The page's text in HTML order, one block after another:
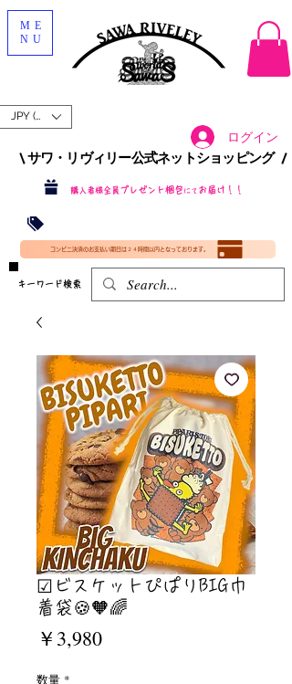
JPY (¥)
ログイン
\ サワ・リヴィリー公式ネットショッピング /​
購入者様全員 プレゼント梱包 にて お届け！！
​(35000円（税込）未満のご購入は全国送料890円（沖縄・北海道除く）（梱包手数料込み）
コンビニ決済のお支払い期日は２４時間以内となっております。
​キーワード検索
ME
NU
☑︎ビスケットぴぱりBIG巾
着袋🍪🧡🌈
￥3,980価
数量 *